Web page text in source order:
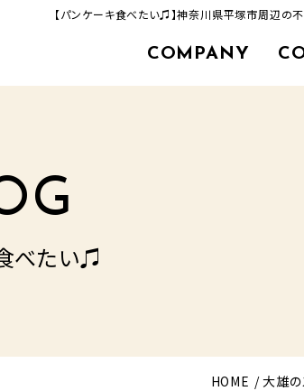
【パンケーキ食べたい♫】神奈川県平塚市周辺の
COMPANY
べたい♫
HOME 大雄の